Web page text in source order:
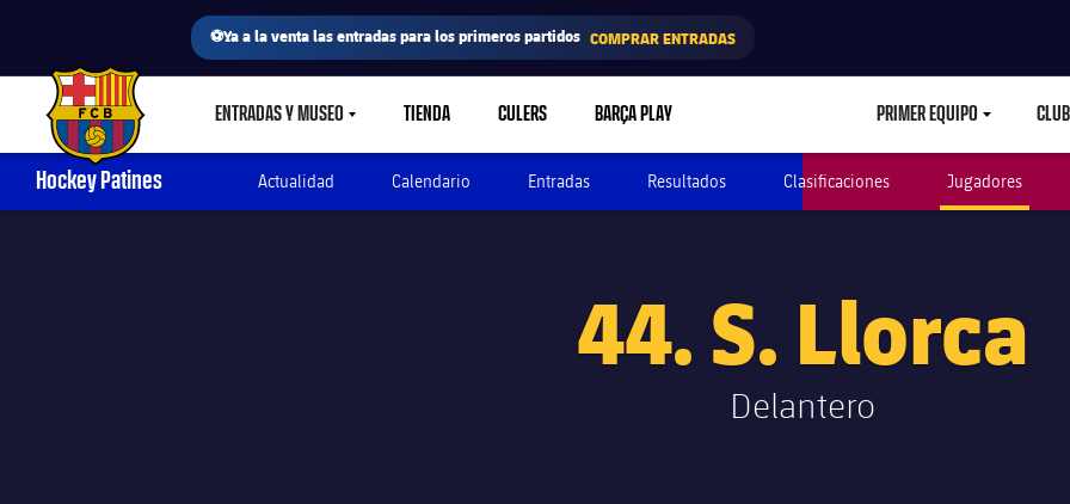
⚽Ya a la venta las entradas para los primeros partidos COMPRAR ENTRADAS
FC Barcelona club badge ENTRADAS Y MUSEOLABEL.SHARE.CARETDOWN
TIENDA CULERS BARÇA PLAY PRIMER EQUIPO CLUB
Hockey Patines Actualidad Calendario Entradas Resultados Clasificaciones Jugadores
44. S. Llorca
Delantero